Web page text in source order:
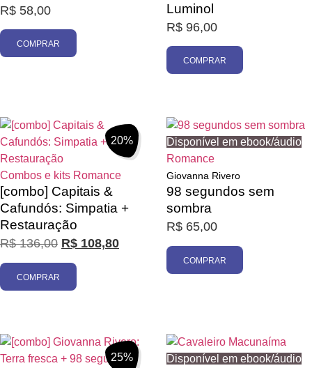
R$ 58,00
COMPRAR
Luminol
R$ 96,00
COMPRAR
20%
Combos e kits Romance
[combo] Capitais &
Cafundós: Simpatia +
Restauração
R$136,00 R$ 108,80
COMPRAR
Disponível em ebook/áudio
Romance
Giovanna Rivero
98 segundos sem
sombra
R$ 65,00
COMPRAR
25%
Disponível em ebook/áudio